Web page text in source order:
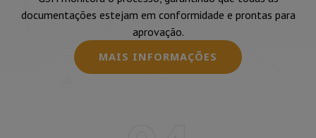
documentações estejam em conformidade e prontas para
aprovação.
MAIS INFORMAÇÕES